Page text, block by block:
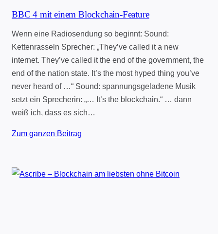
BBC 4 mit einem Blockchain-Feature
Wenn eine Radiosendung so beginnt: Sound:
Kettenrasseln Sprecher: „They’ve called it a new
internet. They’ve called it the end of the government, the
end of the nation state. It’s the most hyped thing you’ve
never heard of …“ Sound: spannungsgeladene Musik
setzt ein Sprecherin: „… It’s the blockchain.“ … dann
weiß ich, dass es sich…
Zum ganzen Beitrag